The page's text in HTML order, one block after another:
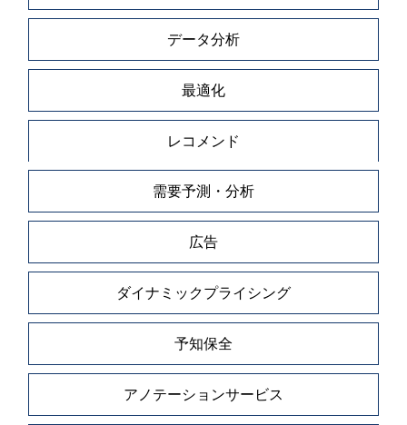
データ分析
最適化
レコメンド
需要予測・分析
広告
ダイナミックプライシング
予知保全
アノテーションサービス